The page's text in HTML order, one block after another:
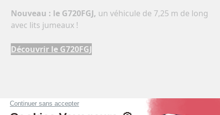
Nouveau : le G720FGJ, un véhicule de 7,25 m de long
avec lits jumeaux !
Découvrir le G720FGJ